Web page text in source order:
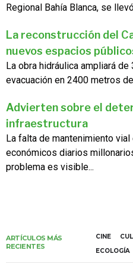
Regional Bahía Blanca, se
La reconstrucción del
nuevos espacios
La obra hidráulica ampliará
evacuación en 2400 metros
Advierten sobre el
infraestructura
La falta de mantenimiento
económicos diarios
problema es visible...
ARTÍCULOS MÁS
RECIENTES
CINE
ECOLOGÍA